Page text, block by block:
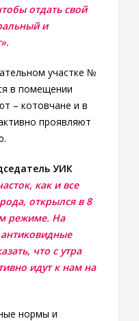
отдать свой
и
участке №
в помещении
– котовчане и в
проявляют
УИК
как и все
открылся в 8
режиме. На
что с утра
идут к нам на
нормы и